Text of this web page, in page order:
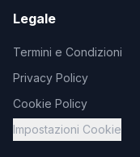
Legale
Termini e Condizioni
Privacy Policy
Cookie Policy
Impostazioni Cookie